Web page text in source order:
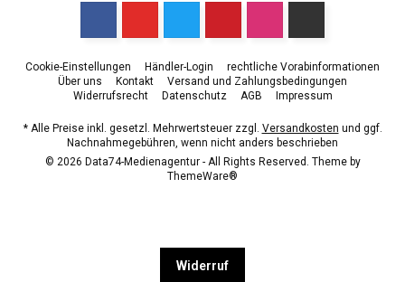
Cookie-Einstellungen Händler-Login
rechtliche Vorabinformationen
Über uns
Kontakt
Versand und Zahlungsbedingungen
Widerrufsrecht
Datenschutz AGB Impressum
* Alle Preise inkl. gesetzl. Mehrwertsteuer zzgl. Versandkosten und ggf.
Nachnahmegebühren, wenn nicht anders beschrieben
© 2026 Data74-Medienagentur - All Rights Reserved. Theme by
ThemeWare®
Widerruf